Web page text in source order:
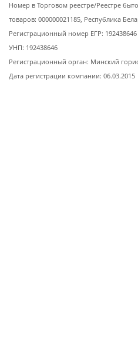
Номер в Торговом реестре/Реестре
товаров: 000000021185, Республика
Регистрационный номер ЕГР: 192438646
УНП: 192438646
Регистрационный орган: Минский
Дата регистрации компании: 06.03.2015